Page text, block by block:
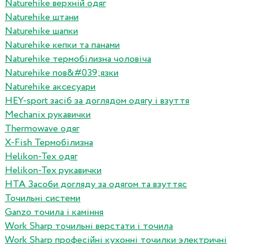
Naturehike верхній одяг
Naturehike штани
Naturehike шапки
Naturehike кепки та панами
Naturehike термобілизна чоловіча
Naturehike пов&#039;язки
Naturehike аксесуари
HEY-sport засіб за доглядом одягу і взуття
Mechanix рукавички
Thermowave одяг
X-Fish Термобілизна
Helikon-Tex одяг
Helikon-Tex рукавички
HTA Засоби догляду за одягом та взуттяс
Точильні системи
Ganzo точила і каміння
Work Sharp точильні верстати і точила
Work Sharp професiйнi кухоннi точилки электричнi